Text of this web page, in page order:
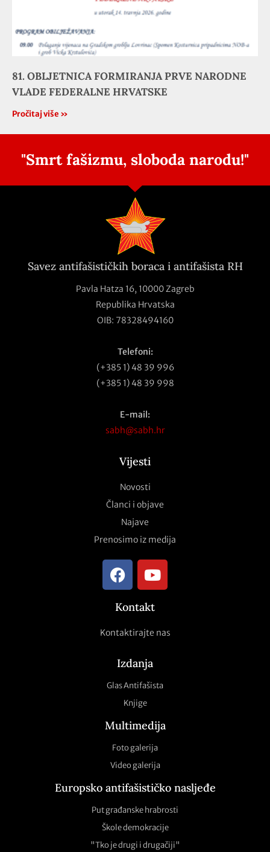
81. OBLJETNICA FORMIRANJA PRVE NARODNE
VLADE FEDERALNE HRVATSKE
Pročitaj više »
"Smrt fašizmu, sloboda narodu!"
Savez antifašističkih boraca i antifašista RH
Pavla Hatza 16, 10000 Zagreb
Republika Hrvatska
OIB: 78328494160
Telefoni:
(+385 1) 48 39 996
(+385 1) 48 39 998
E-mail:
sabh@sabh.hr
Vijesti
Novosti
Članci i objave
Najave
Prenosimo iz medija
Kontakt
Kontaktirajte nas
Izdanja
Glas Antifašista
Knjige
Multimedija
Foto galerija
Video galerija
Europsko antifašističko nasljeđe
Put građanske hrabrosti
Škole demokracije
"Tko je drugi i drugačiji"